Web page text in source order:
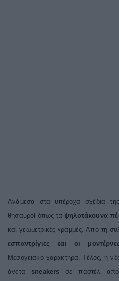
Ανάμεσα στα υπέροχα σχέδια
θησαυροί όπως τα ψηλοτάκουνα
και γεωμετρικές γραμμές. Από τη
εσπαντρίγιες και οι
Μεσογειακό χαρακτήρα. Τέλος, η
άνετα sneakers σε παστέλ